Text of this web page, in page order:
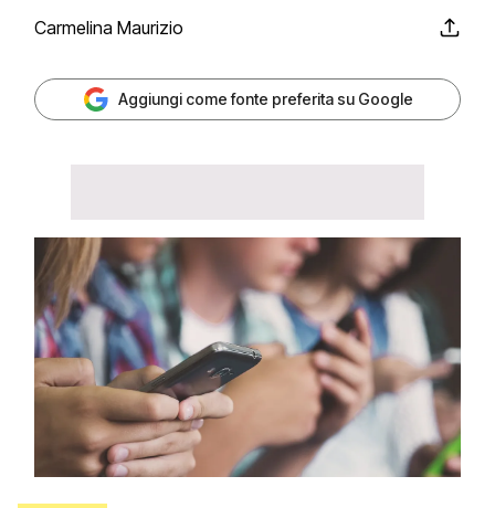
Carmelina Maurizio
Aggiungi come fonte preferita su Google